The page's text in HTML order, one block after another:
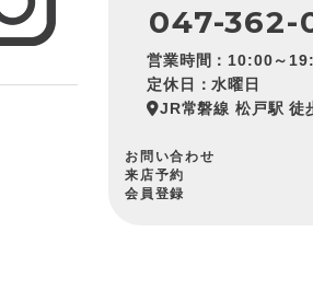
047-362-
営業時間：10:00～
定休日：水曜日
JR常磐線 松戸駅 徒
お問い合わせ
来店予約
会員登録